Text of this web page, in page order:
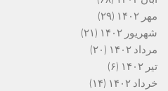
مهر ۱۴۰۲
(۲۹)
شهریور ۱۴۰۲
(۲۱)
مرداد ۱۴۰۲
(۲۰)
تیر ۱۴۰۲
(۶)
خرداد ۱۴۰۲
(۱۴)